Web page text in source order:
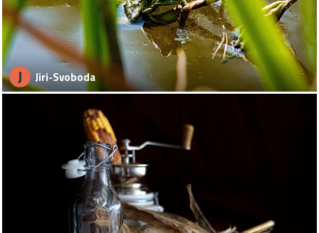
J Jiri-Svoboda